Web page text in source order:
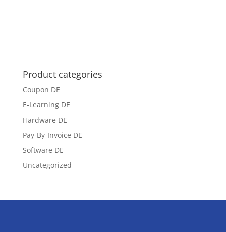
Product categories
Coupon DE
E-Learning DE
Hardware DE
Pay-By-Invoice DE
Software DE
Uncategorized